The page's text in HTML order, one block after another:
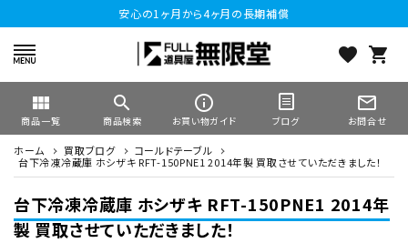
安心の1ヶ月から4ヶ月の長期補償
favorite shopping_cart
view_module
商品一覧
search
商品検索
info_outline
お買い物ガイド ブログ
mail_outline
お問合せ
ホーム 買取ブログ
コールドテーブル
台下冷凍冷蔵庫 ホシザキ RFT-150PNE1 2014年製 買取させていただきました！
台下冷凍冷蔵庫 ホシザキ RFT-150PNE1 2014年
製 買取させていただきました！